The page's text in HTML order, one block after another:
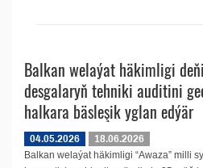
Balkan welaýat häkimligi
desgalaryň tehniki auditini
halkara bäsleşik yglan edýär
04.05.2026
18.06.2026
Balkan welaýat häkimligi “Awaza” milli